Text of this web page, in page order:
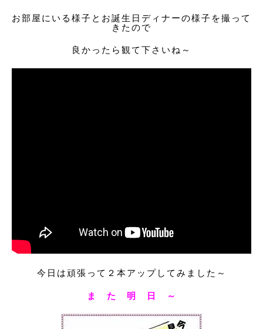
お部屋にいる様子とお誕生日ディナーの様子を撮って
きたので
良かったら観て下さいね～
今日は頑張って２本アップしてみました～
ま た 明 日 ～